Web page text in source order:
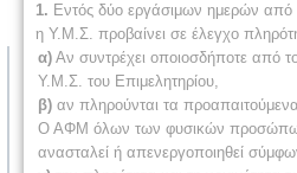
1. Εντός δύο εργάσιμων ημερών από
η Υ.Μ.Σ. προβαίνει σε έλεγχο
α) Αν συντρέχει οποιοσδήποτε από
Υ.Μ.Σ. του Επιμελητηρίου,
β) αν πληρούνται τα
Ο ΑΦΜ όλων των φυσικών προσώπων
ανασταλεί ή απενεργοποιηθεί